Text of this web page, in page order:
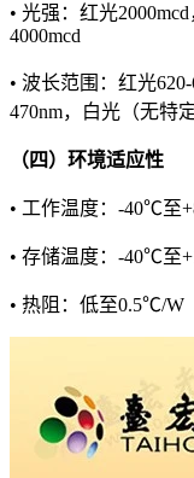
• 光强：红光
4000mcd
• 波长范围：红光
470nm，白光（无特
（四）环境适应性
• 工作温度：-40℃至
• 存储温度：-40℃至
• 热阻：低至0.5℃/W